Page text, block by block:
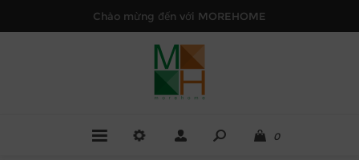
Chào mừng đến với MOREHOME
0